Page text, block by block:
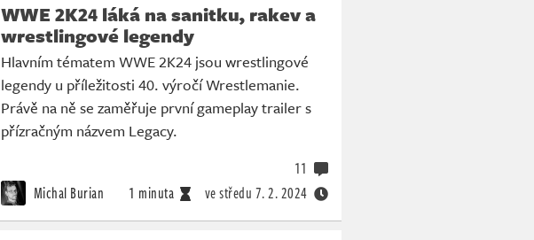
WWE 2K24 láká na sanitku, rakev a
wrestlingové legendy
Hlavním tématem WWE 2K24 jsou wrestlingové
legendy u příležitosti 40. výročí Wrestlemanie.
Právě na ně se zaměřuje první gameplay trailer s
přízračným názvem Legacy.
Michal Burian 1 minuta ve středu 7. 2. 2024
11